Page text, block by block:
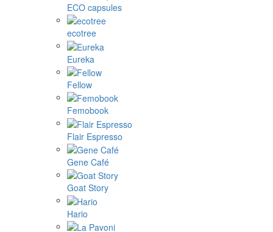
ECO capsules
ecotree
Eureka
Fellow
Femobook
Flair Espresso
Gene Café
Goat Story
Hario